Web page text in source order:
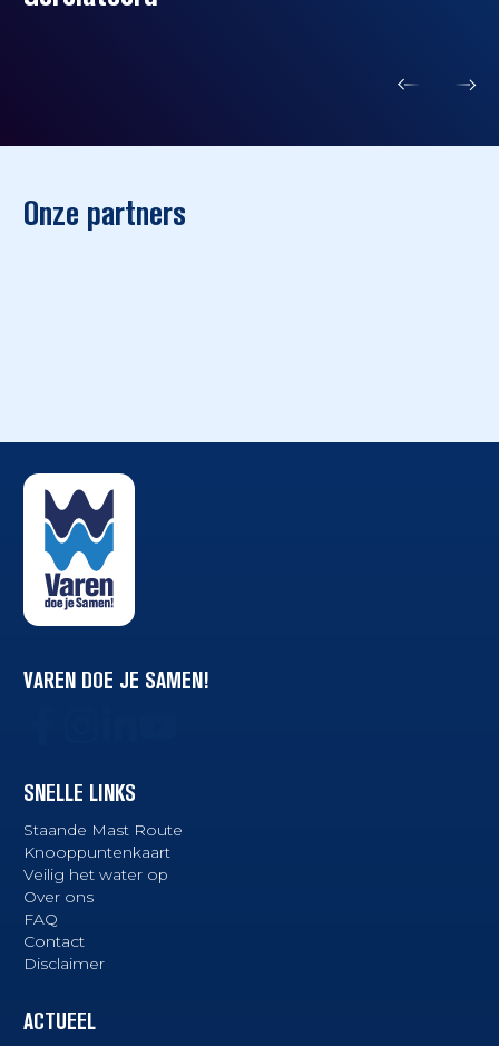
Onze partners
VAREN DOE JE SAMEN!
SNELLE LINKS
Staande Mast Route
Knooppuntenkaart
Veilig het water op
Over ons
FAQ
Contact
Disclaimer
ACTUEEL